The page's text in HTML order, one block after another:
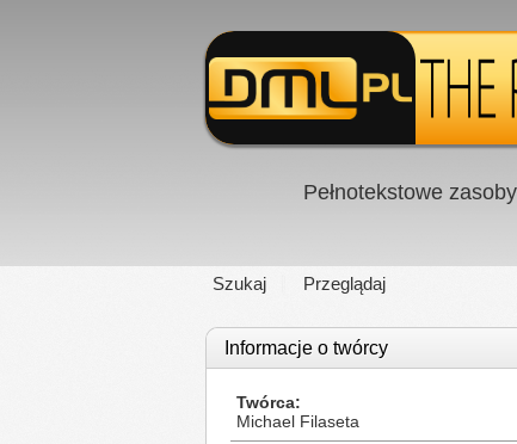
Pełnotekstowe
Szukaj Przeglądaj
Informacje o twórcy
Twórca
Michael Filaseta